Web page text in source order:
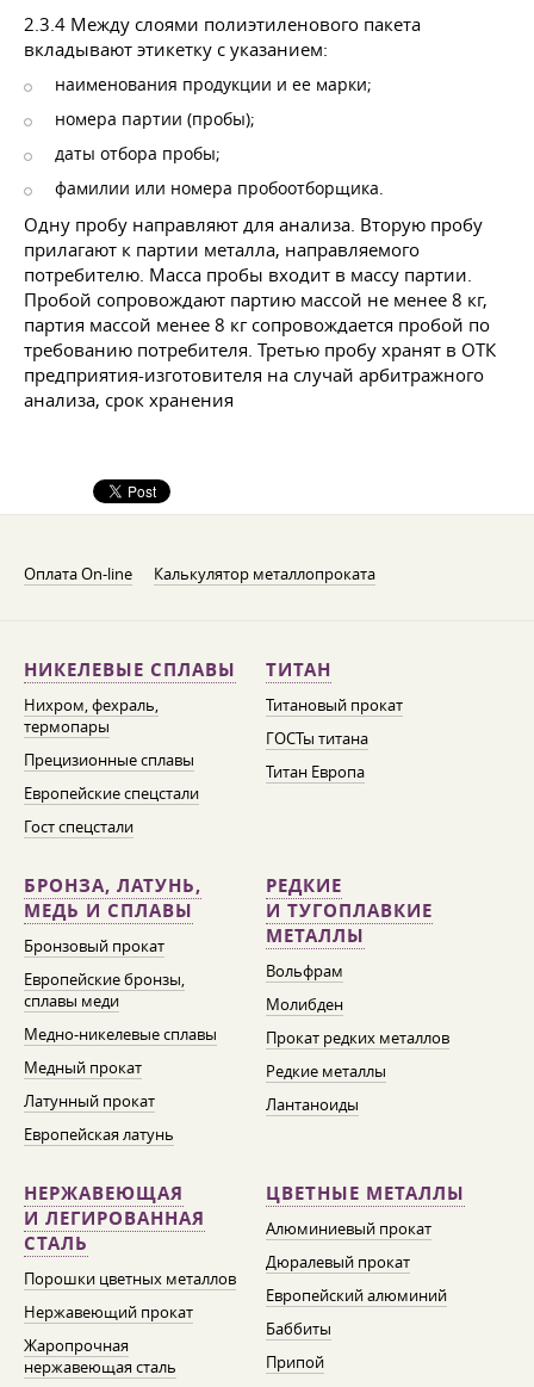
2.3.4 Между слоями полиэтиленового пакета
вкладывают этикетку с указанием:
наименования продукции и ее марки;
номера партии (пробы);
даты отбора пробы;
фамилии или номера пробоотборщика.
Одну пробу направляют для анализа. Вторую пробу
прилагают к партии металла, направляемого
потребителю. Масса пробы входит в массу партии.
Пробой сопровождают партию массой не менее 8 кг,
партия массой менее 8 кг сопровождается пробой по
требованию потребителя. Третью пробу хранят в ОТК
предприятия-изготовителя на случай арбитражного
анализа, срок хранения
Оплата On-line Калькулятор металлопроката
НИКЕЛЕВЫЕ СПЛАВЫ
Нихром, фехраль,
термопары
Прецизионные сплавы
Европейские спецстали
Гост спецстали
ТИТАН
Титановый прокат
ГОСТы титана
Титан Европа
БРОНЗА, ЛАТУНЬ,
МЕДЬ И СПЛАВЫ
Бронзовый прокат
Европейские бронзы,
сплавы меди
Медно-никелевые сплавы
Медный прокат
Латунный прокат
Европейская латунь
РЕДКИЕ
И ТУГОПЛАВКИЕ
МЕТАЛЛЫ
Вольфрам
Молибден
Прокат редких металлов
Редкие металлы
Лантаноиды
НЕРЖАВЕЮЩАЯ
И ЛЕГИРОВАННАЯ
СТАЛЬ
Порошки цветных металлов
Нержавеющий прокат
Жаропрочная
нержавеющая сталь
ЦВЕТНЫЕ МЕТАЛЛЫ
Алюминиевый прокат
Дюралевый прокат
Европейский алюминий
Баббиты
Припой